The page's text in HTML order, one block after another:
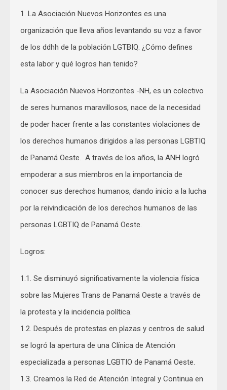
1. La Asociación Nuevos Horizontes es una
organización que lleva años levantando su voz a favor
de los ddhh de la población LGTBIQ. ¿Cómo defines
esta labor y qué logros han tenido?
La Asociación Nuevos Horizontes -NH, es un colectivo
de seres humanos maravillosos, nace de la necesidad
de poder hacer frente a las constantes violaciones de
los derechos humanos dirigidos a las personas LGBTIQ
de Panamá Oeste. A través de los años, la ANH logró
empoderar a sus miembros en la importancia de
conocer sus derechos humanos, dando inicio a la lucha
por la reivindicación de los derechos humanos de las
personas LGBTIQ de Panamá Oeste.
Logros:
1.1. Se disminuyó significativamente la violencia física
sobre las Mujeres Trans de Panamá Oeste a través de
la protesta y la incidencia política.
1.2. Después de protestas en plazas y centros de salud
se logró la apertura de una Clínica de Atención
especializada a personas LGBTIO de Panamá Oeste.
1.3. Creamos la Red de Atención Integral y Continua en